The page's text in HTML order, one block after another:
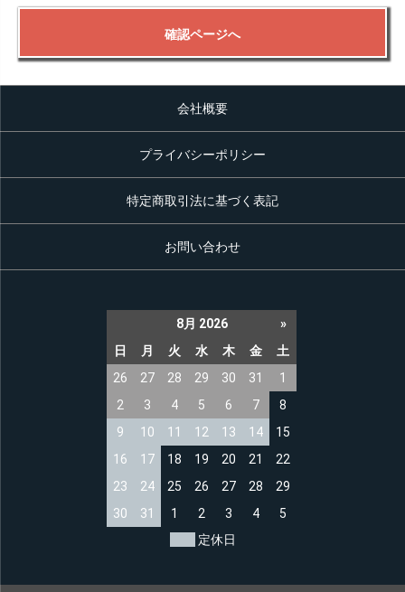
確認ページへ
会社概要
プライバシーポリシー
特定商取引法に基づく表記
お問い合わせ
8月 2026
»
日
月 火 水 木 金
土
26
27 28 29 30 31
1
2
3 4 5 6 7
8
9
10 11 12 13 14
15
16
17 18 19 20 21
22
23
24 25 26 27 28
29
30
31 1 2 3 4
5
定休日